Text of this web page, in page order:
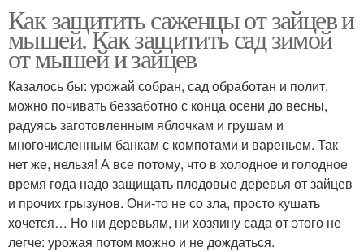
Как защитить саженцы от зайцев и
мышей. Как защитить сад зимой
от мышей и зайцев
Казалось бы: урожай собран, сад обработан и полит,
можно почивать беззаботно с конца осени до весны,
радуясь заготовленным яблочкам и грушам и
многочисленным банкам с компотами и вареньем. Так
нет же, нельзя! А все потому, что в холодное и голодное
время года надо защищать плодовые деревья от зайцев
и прочих грызунов. Они-то не со зла, просто кушать
хочется… Но ни деревьям, ни хозяину сада от этого не
легче: урожая потом можно и не дождаться.